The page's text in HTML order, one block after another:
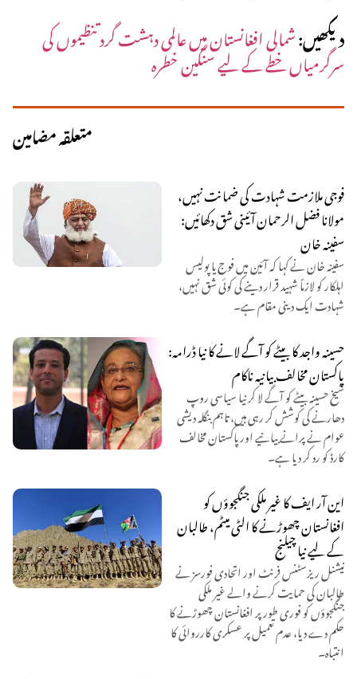
دیکھیں:شمالی افغانستان میں عالمی دہشت گرد تنظیموں کی
سرگرمیاں خطے کے لیے سنگین خطرہ
متعلقہ مضامین
فوجی ملازمت شہادت کی ضمانت نہیں،
مولانا فضل الرحمان آئینی شق دکھائیں:
سفینہ خان
سفینہ خان نے کہا کہ آئین میں فوج یا پولیس
اہلکار کو لازماً شہید قرار دینے کی کوئی شق نہیں،
شہادت ایک دینی مقام ہے۔
حسینہ واجد کا بیٹے کو آگے لانے کا نیا ڈرامہ:
پاکستان مخالف بیانیہ ناکام
شیخ حسینہ بیٹے کو آگے لا کر نیا سیاسی روپ
دھارنے کی کوشش کر رہی ہیں، تاہم بنگلہ دیشی
عوام نے پرانے بیانیے اور پاکستان مخالف
کارڈ کو رد کر دیا ہے۔
این آر ایف کا غیر ملکی جنگجوؤں کو
افغانستان چھوڑنے کا الٹی میٹم، طالبان
کے لیے نیا چیلنج
نیشنل ریزسٹنس فرنٹ اور اتحادی فورسز نے
طالبان کی حمایت کرنے والے غیر ملکی
جنگجوؤں کو فوری طور پر افغانستان چھوڑنے کا
حکم دے دیا، عدم تعمیل پر عسکری کارروائی کا
انتباہ۔